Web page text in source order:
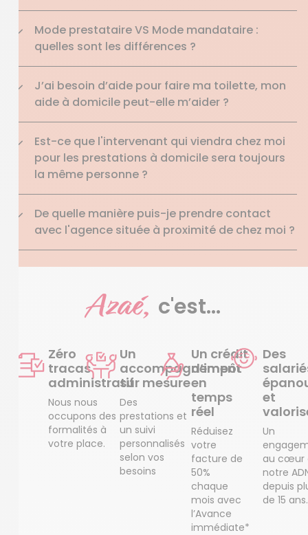
Mode prestataire VS Mode mandataire :
quelles sont les différences ?
J’ai besoin d’aide pour faire ma toilette, mon
aide à domicile peut-elle m’aider ?
Est-ce que l'intervenant qui viendra chez moi
pour les prestations à domicile sera toujours
la même personne ?
De quelle manière puis-je prendre contact
avec l'agence située à proximité de chez moi ?
Azaé, c'est...
Zéro
tracas
administratif
Nous nous
occupons des
formalités à
votre place.
Un
accompagnement
sur mesure
Des
prestations et
un suivi
personnalisés
selon vos
besoins
Un crédit
d’impôt
en
temps
réel
Réduisez
votre
facture de
50%
chaque
mois avec
l’Avance
immédiate*
Des
et
Un
au cœur
notre
depuis
de 15 ans.